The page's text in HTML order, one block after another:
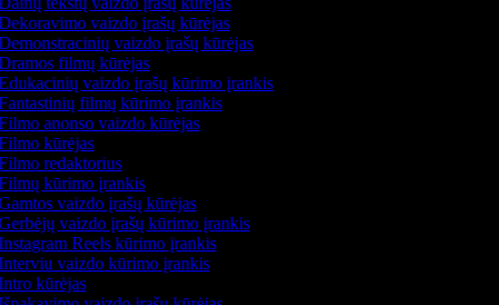
vaizdo įrašų kūrėjas
vaizdo įrašų kūrėjas
filmų kūrėjas
vaizdo įrašų kūrimo įrankis
filmų kūrimo įrankis
anonso vaizdo kūrėjas
kūrėjas
redaktorius
kūrimo įrankis
vaizdo įrašų kūrėjas
vaizdo įrašų kūrimo įrankis
Reels kūrimo įrankis
vaizdo kūrimo įrankis
kūrėjas